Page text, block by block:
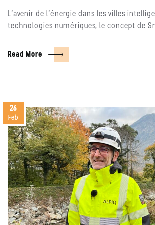
L’avenir de l’énergie dans les villes
technologies numériques, le concept de
Read More
26
Feb